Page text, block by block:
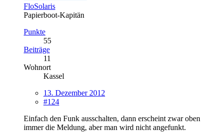
FloSolaris
Papierboot-Kapitän
Punkte
55
Beiträge
11
Wohnort
Kassel
13. Dezember 2012
#124
Einfach den Funk ausschalten, dann erscheint zwar oben
immer die Meldung, aber man wird nicht angefunkt.